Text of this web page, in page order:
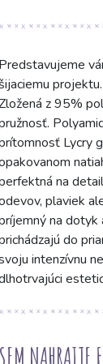
Predstavujeme
šijaciemu
z 95%
Lycry
na
plaviek
na dotyk
do
intenzívnu
SEM NAHRAJTE